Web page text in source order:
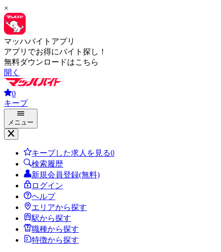
×
マッハバイトアプリ
アプリでお得にバイト探し！
無料ダウンロードはこちら
開く
0
キープ
メニュー
キープした求人を見る0
検索履歴
新規会員登録(無料)
ログイン
ヘルプ
エリアから探す
駅から探す
職種から探す
特徴から探す